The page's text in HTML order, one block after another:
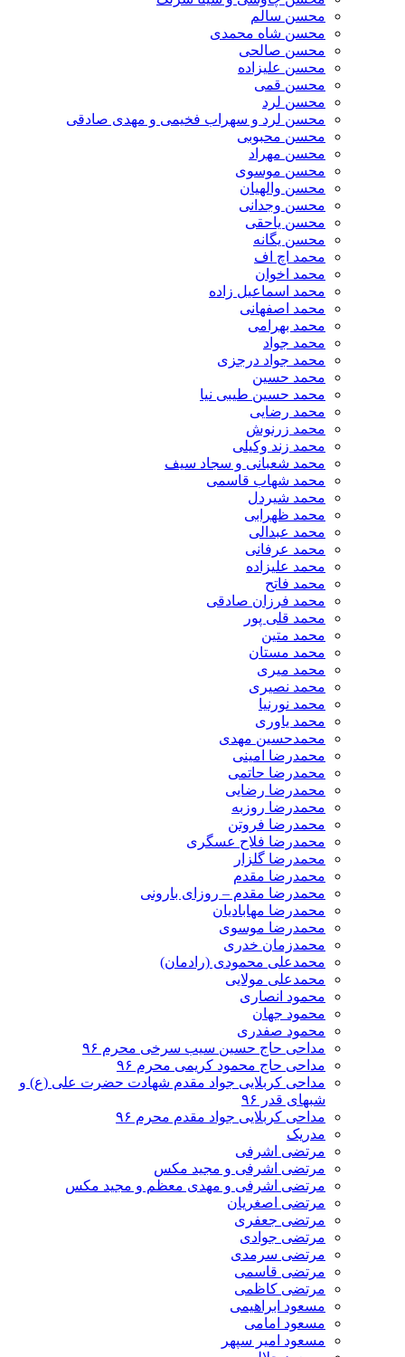
محسن سالم
محسن شاه محمدی
محسن صالحی
محسن علیزاده
محسن قمی
محسن لرد
محسن لرد و سهراب فخیمی و مهدی صادقی
محسن محبوبی
محسن مهراد
محسن موسوی
محسن والهیان
محسن وجدانی
محسن یاحقی
محسن یگانه
محمد اچ اف
محمد اخوان
محمد اسماعیل زاده
محمد اصفهانی
محمد بهرامی
محمد جواد
محمد جواد درجزی
محمد حسین
محمد حسین طیبی نیا
محمد رضایی
محمد زرنوش
محمد زند وکیلی
محمد شعبانی و سجاد سیف
محمد شهاب قاسمی
​محمد شیردل
محمد ظهرابی
محمد عبدالی
محمد عرفانی
محمد علیزاده
محمد فاتح
محمد فرزان صادقی
محمد قلی پور
محمد متین
محمد مستان
محمد میری
محمد نصیری
محمد نورنیا
محمد یاوری
محمدحسین مهدی
محمدرضا امینی
محمدرضا حاتمی
محمدرضا رضایی
محمدرضا روزبه
محمدرضا فروتن
محمدرضا فلاح عسگری
محمدرضا گلزار
محمدرضا مقدم
محمدرضا مقدم – روزای بارونی
محمدرضا مهابادیان
محمدرضا موسوی
محمدزمان خدری
محمدعلی محمودی (رادمان)
محمدعلی مولایی
محمود انصاری
محمود جهان
محمود صفدری
مداحی حاج حسین سیب سرخی محرم ۹۶
مداحی حاج محمود کریمی محرم ۹۶
مداحی کربلایی جواد مقدم شهادت حضرت علی (ع) و
شبهای قدر ۹۶
مداحی کربلایی جواد مقدم محرم ۹۶
مدریک
مرتضی اشرفی
مرتضی اشرفی و مجید مکس
مرتضی اشرفی و مهدی معظم و مجید مکس
مرتضی اصغریان
مرتضی جعفری
مرتضی جوادی
مرتضی سرمدی
مرتضی قاسمی
مرتضی کاظمی
مسعود ابراهیمی
مسعود امامی
مسعود امیر سپهر